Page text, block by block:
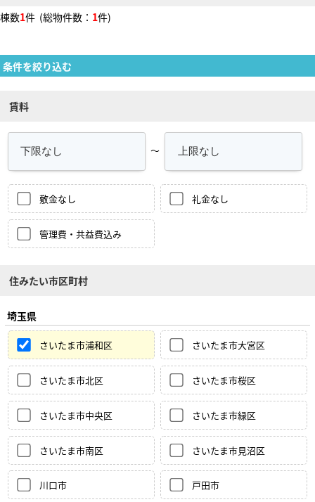
棟数1件 (総物件数： 1件)
条件を絞り込む
賃料
～
敷金なし 礼金なし
管理費・共益費込み
住みたい市区町村
埼玉県
さいたま市浦和区 さいたま市大宮区
さいたま市北区 さいたま市桜区
さいたま市中央区 さいたま市緑区
さいたま市南区 さいたま市見沼区
川口市 戸田市